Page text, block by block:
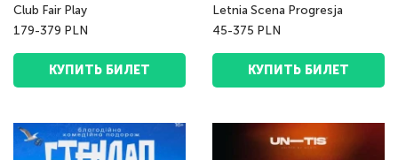
Club Fair Play
179-379 PLN
КУПИТЬ БИЛЕТ
Letnia Scena Progresja
45-375 PLN
КУПИТЬ БИЛЕТ